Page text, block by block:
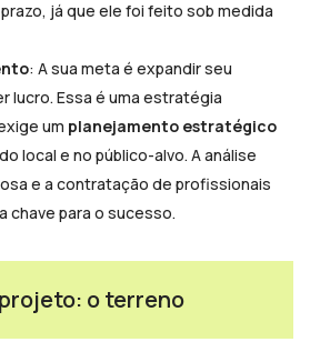
já que ele foi feito sob medida
: A sua meta é expandir seu
lucro. Essa é uma estratégia
um planejamento estratégico
local e no público-alvo. A análise
e a contratação de profissionais
chave para o sucesso.
o terreno